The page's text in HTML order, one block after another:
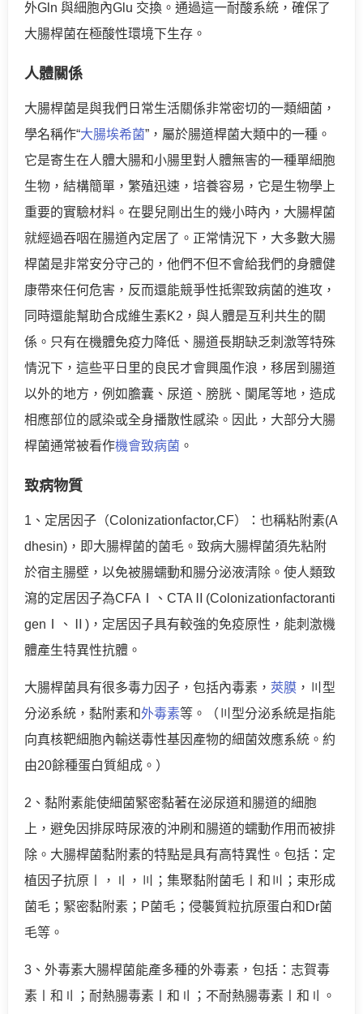
外Gln 與細胞內Glu 交換。通過這一耐酸系統，確保了
大腸桿菌在極酸性環境下生存。
人體關係
大腸桿菌是與我們日常生活關係非常密切的一類細菌，
學名稱作“大腸埃希菌”，屬於腸道桿菌大類中的一種。
它是寄生在人體大腸和小腸里對人體無害的一種單細胞
生物，結構簡單，繁殖迅速，培養容易，它是生物學上
重要的實驗材料。在嬰兒剛出生的幾小時內，大腸桿菌
就經過吞咽在腸道內定居了。正常情況下，大多數大腸
桿菌是非常安分守己的，他們不但不會給我們的身體健
康帶來任何危害，反而還能競爭性抵禦致病菌的進攻，
同時還能幫助合成維生素K2，與人體是互利共生的關
係。只有在機體免疫力降低、腸道長期缺乏刺激等特殊
情況下，這些平日里的良民才會興風作浪，移居到腸道
以外的地方，例如膽囊、尿道、膀胱、闌尾等地，造成
相應部位的感染或全身播散性感染。因此，大部分大腸
桿菌通常被看作機會致病菌 。
致病物質
1、定居因子（Colonizationfactor,CF）：也稱粘附素(A
dhesin)，即大腸桿菌的菌毛。致病大腸桿菌須先粘附
於宿主腸壁，以免被腸蠕動和腸分泌液清除。使人類致
瀉的定居因子為CFAⅠ、CTAⅡ(Colonizationfactoranti
genⅠ、Ⅱ)，定居因子具有較強的免疫原性，能刺激機
體產生特異性抗體。
大腸桿菌具有很多毒力因子，包括內毒素， 莢膜 ，〣型
分泌系統，黏附素和外毒素等。（〣型分泌系統是指能
向真核靶細胞內輸送毒性基因產物的細菌效應系統。約
由20餘種蛋白質組成。）
2、黏附素能使細菌緊密黏著在泌尿道和腸道的細胞
上，避免因排尿時尿液的沖刷和腸道的蠕動作用而被排
除。大腸桿菌黏附素的特點是具有高特異性。包括：定
植因子抗原〡，〢，〣；集聚黏附菌毛〡和〣；束形成
菌毛；緊密黏附素；P菌毛；侵襲質粒抗原蛋白和Dr菌
毛等。
3、外毒素大腸桿菌能產多種的外毒素，包括：志賀毒
素〡和〢；耐熱腸毒素〡和〢；不耐熱腸毒素〡和〢。